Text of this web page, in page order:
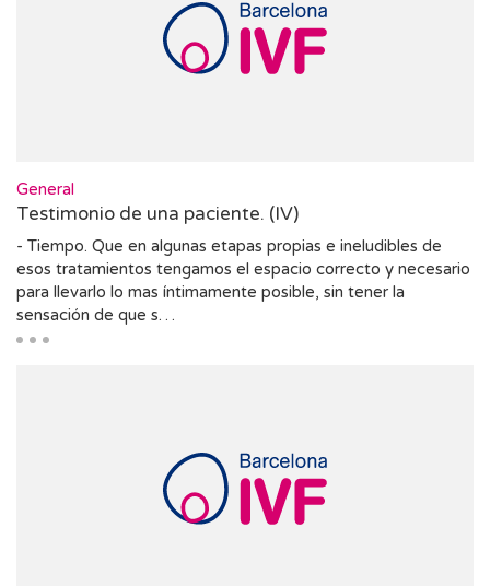
General
Testimonio de una paciente. (IV)
- Tiempo. Que en algunas etapas propias e ineludibles de
esos tratamientos tengamos el espacio correcto y necesario
para llevarlo lo mas íntimamente posible, sin tener la
sensación de que s…